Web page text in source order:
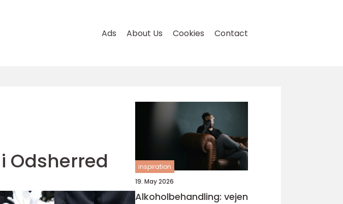
Ads About Us Cookies Contact
Odsherred
inspiration
19. May 2026
Alkoholbehandling: vejen